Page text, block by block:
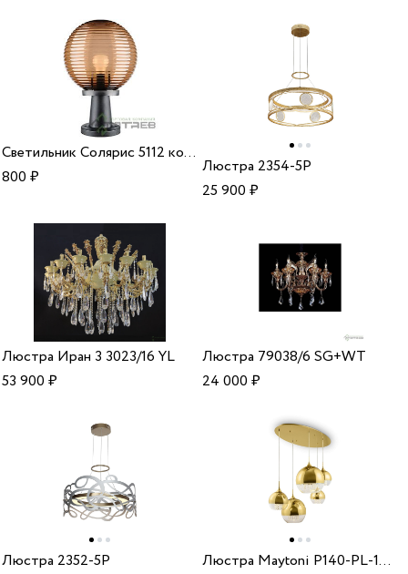
Светильник Солярис 5112 коричневый тумба.
800₽
Люстра 2354-5P
25 900₽
Люстра Иран 3 3023/16 YL
53 900₽
Люстра 79038/6 SG+WT
24 000₽
Люстра 2352-5P
Люстра Maytoni P140-PL-170-5-G